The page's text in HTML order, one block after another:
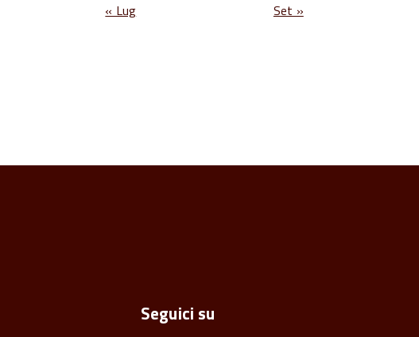
« Lug
Set »
Seguici su